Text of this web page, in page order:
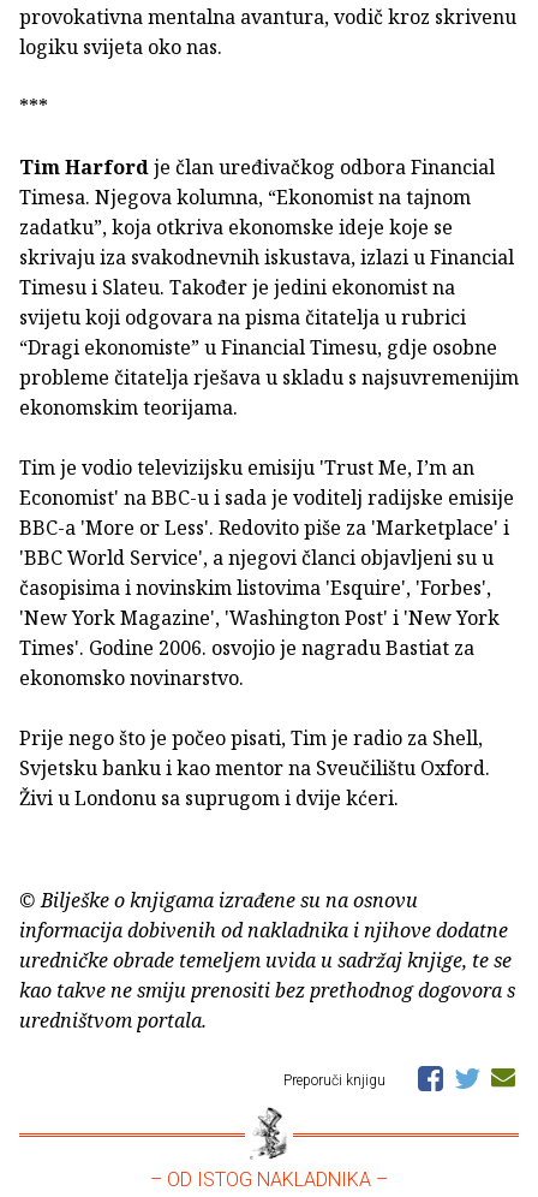
provokativna mentalna avantura, vodič kroz skrivenu
logiku svijeta oko nas.
***
Tim Harfordje član uređivačkog odbora Financial
Timesa. Njegova kolumna, “Ekonomist na tajnom
zadatku”, koja otkriva ekonomske ideje koje se
skrivaju iza svakodnevnih iskustava, izlazi u Financial
Timesu i Slateu. Također je jedini ekonomist na
svijetu koji odgovara na pisma čitatelja u rubrici
“Dragi ekonomiste” u Financial Timesu, gdje osobne
probleme čitatelja rješava u skladu s najsuvremenijim
ekonomskim teorijama.
Tim je vodio televizijsku emisiju 'Trust Me, I’m an
Economist' na BBC-u i sada je voditelj radijske emisije
BBC-a 'More or Less'. Redovito piše za 'Marketplace' i
'BBC World Service', a njegovi članci objavljeni su u
časopisima i novinskim listovima 'Esquire', 'Forbes',
'New York Magazine', 'Washington Post' i 'New York
Times'. Godine 2006. osvojio je nagradu Bastiat za
ekonomsko novinarstvo.
Prije nego što je počeo pisati, Tim je radio za Shell,
Svjetsku banku i kao mentor na Sveučilištu Oxford.
Živi u Londonu sa suprugom i dvije kćeri.
© Bilješke o knjigama izrađene su na osnovu
informacija dobivenih od nakladnika i njihove dodatne
uredničke obrade temeljem uvida u sadržaj knjige, te se
kao takve ne smiju prenositi bez prethodnog dogovora s
uredništvom portala.
Preporuči knjigu
– OD ISTOG NAKLADNIKA –